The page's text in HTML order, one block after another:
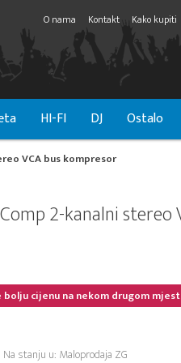
O nama Kontakt Kako kupiti
HI-FI DJ Ostalo
VCA bus kompresor
2-kanalni stereo
cijenu na nekom drugom
Na stanju u: Maloprodaja ZG